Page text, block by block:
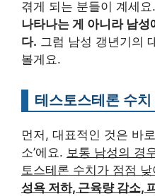
겪게 되는 분들이 계세요.
나타나는 게 아니라 남성
다. 그럼 남성 갱년기의
볼게요.
테스토스테론 수
먼저, 대표적인 것은 바
소’에요. 보통 남성의 경
토스테론 수치가 점점
성욕 저하, 근육량 감소,